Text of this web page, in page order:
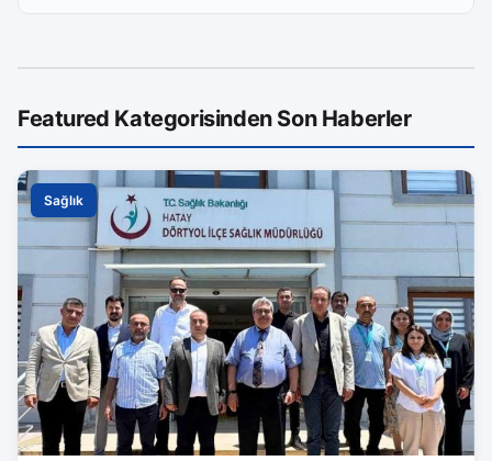
Featured Kategorisinden Son Haberler
Sağlık